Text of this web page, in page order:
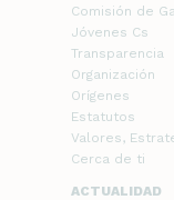
Comisión de
Jóvenes Cs
Transparencia
Organización
Orígenes
Estatutos
Valores,
Cerca de ti
ACTUALIDAD